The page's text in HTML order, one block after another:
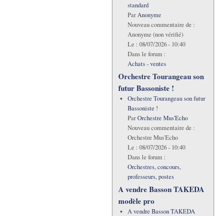
standard
ParAnonyme
Nouveau commentaire de :
Anonyme (non vérifié)
Le : 08/07/2026 - 10:40
Dans le forum :
Achats - ventes
Orchestre Tourangeau son
futur Bassoniste !
Orchestre Tourangeau son futur
Bassoniste !
ParOrchestre Mus'Echo
Nouveau commentaire de :
Orchestre Mus'Echo
Le : 08/07/2026 - 10:40
Dans le forum :
Orchestres, concours,
professeurs, postes
A vendre Basson TAKEDA
modèle pro
A vendre Basson TAKEDA